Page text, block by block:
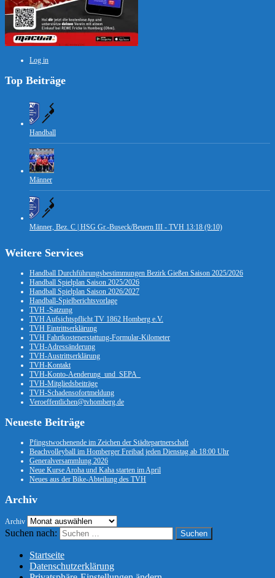
Log in
Top Beiträge
Handball
Männer
Männer, Bez. C | HSG Gr.-Buseck/Beuern III - TVH 13:18 (9:10)
Weitere Services
Handball Durchführungsbestimmungen Bezirk Gießen Saison 2025/2026
Handball Spielplan Saison 2025/2026
Handball Spielplan Saison 2026/2027
Handball-Spielberichtsvorlage
TVH -Satzung
TVH Aufsichtspflicht TV 1862 Homberg e.V.
TVH Eintrittserklärung
TVH Fahrtkostenerstattung-Formular-Kilometer
TVH-Adressänderung
TVH-Austrittserklärung
TVH-Kontakt
TVH-Konto-Aenderung_und_SEPA_
TVH-Mitgliedsbeiträge
TVH-Schadensofortmeldung
Veroeffentlichen@tvhomberg.de
Neueste Beiträge
Pfingstwochenende im Zeichen der Städtepartnerschaft
Beachvolleyball im Homberger Freibad jeden Dienstag ab 18:00 Uhr
Generalversammlung 2026
Neue Kurse Aroha und Kaha starten im April
Neues aus der Bike-Abteilung des TVH
Archiv
Archiv
Suchen nach:
Startseite
Datenschutzerklärung